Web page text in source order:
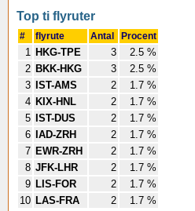
Top ti flyruter
# flyrute Antal Procent
1 HKG-TPE 3
2.5 %
2 BKK-HKG 3
2.5 %
3
IST-AMS 2
1.7 %
4 KIX-HNL 2
1.7 %
5
IST-DUS 2
1.7 %
6
IAD-ZRH 2
1.7 %
7 EWR-ZRH 2
1.7 %
8 JFK-LHR 2
1.7 %
9 LIS-FOR 2
1.7 %
10 LAS-FRA 2 1.7 %